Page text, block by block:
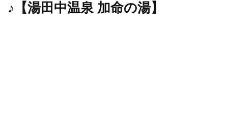
♪【湯田中温泉 加命の湯】